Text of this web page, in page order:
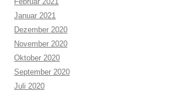
Januar 2021
Dezember 2020
November 2020
Oktober 2020
September 2020
Juli 2020